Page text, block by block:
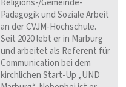
Religions-/Gemeinde-
Pädagogik und Soziale Arbeit
an der CVJM-Hochschule.
Seit 2020 lebt er in Marburg
und arbeitet als Referent für
Communication bei dem
kirchlichen Start-Up „UND